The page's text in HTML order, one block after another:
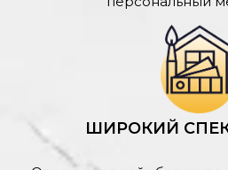
ШИРОКИЙ